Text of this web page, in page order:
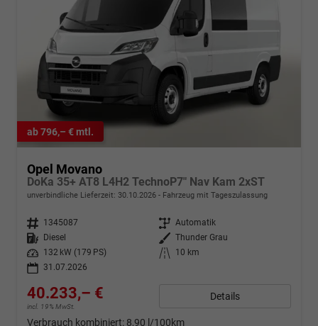
ab 796,– € mtl.
Opel Movano
DoKa 35+ AT8 L4H2 TechnoP7" Nav Kam 2xST
unverbindliche Lieferzeit: 30.10.2026 Fahrzeug mit Tageszulassung
Fahrzeugnr. 1345087 Getriebe Automatik
Kraftstoff
Diesel Außenfarbe Thunder Grau
Leistung
132 kW (179 PS) Kilometerstand
10 km
31.07.2026
40.233,– €
incl. 19% MwSt.
Details
Verbrauch kombiniert: 8,90 l/100km